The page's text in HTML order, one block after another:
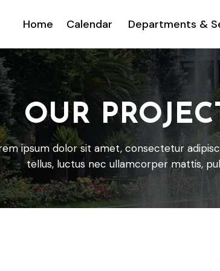
Home Calendar Departments &
OUR
ipsum dolor sit amet, consectetur
tellus, luctus nec ullamcorper mattis,